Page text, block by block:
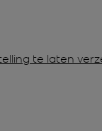
te laten